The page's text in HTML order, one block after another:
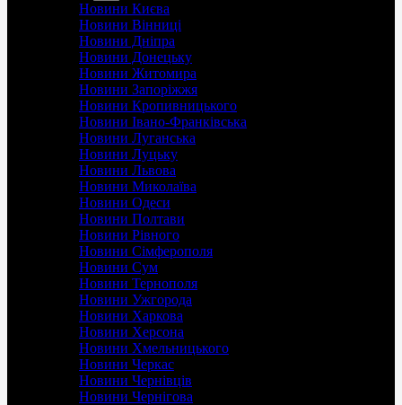
Новини Києва
Новини Вінниці
Новини Дніпра
Новини Донецьку
Новини Житомира
Новини Запоріжжя
Новини Кропивницького
Новини Івано-Франківська
Новини Луганська
Новини Луцьку
Новини Львова
Новини Миколаїва
Новини Одеси
Новини Полтави
Новини Рівного
Новини Сімферополя
Новини Сум
Новини Тернополя
Новини Ужгорода
Новини Харкова
Новини Херсона
Новини Хмельницького
Новини Черкас
Новини Чернівців
Новини Чернігова